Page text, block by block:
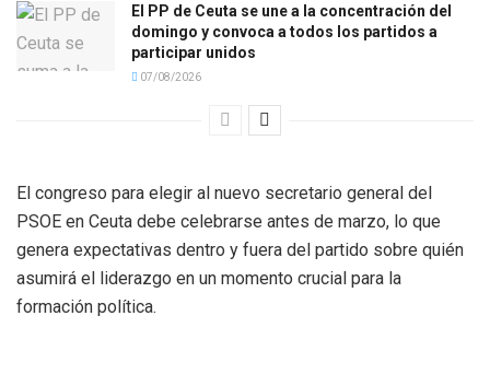
El PP de Ceuta se une a la concentración del
domingo y convoca a todos los partidos a
participar unidos
07/08/2026
El congreso para elegir al nuevo secretario general del
PSOE en Ceuta debe celebrarse antes de marzo, lo que
genera expectativas dentro y fuera del partido sobre quién
asumirá el liderazgo en un momento crucial para la
formación política.